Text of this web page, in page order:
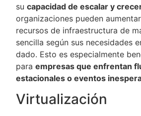
su capacidad de escalar y
organizaciones pueden
recursos de infraestructura de
sencilla según sus necesidades
dado. Esto es especialmente
para empresas que enfrentan
estacionales o eventos
Virtualización